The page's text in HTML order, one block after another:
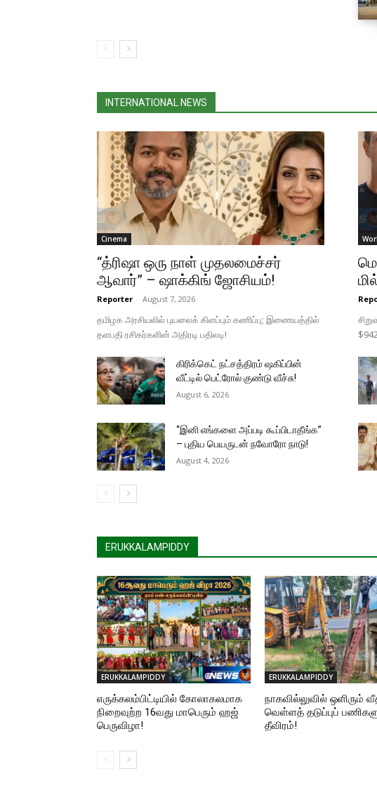
INTERNATIONAL NEWS
Cinema
“த்ரிஷா ஒரு நாள் முதலமைச்சர்
ஆவார்” – ஷாக்கிங் ஜோசியம்!
Reporter - August 7, 2026
தமிழக அரசியலில் புயலைக் கிளப்பும் கணிப்பு; இணையத்தில்
தளபதி ரசிகர்களின் அதிரடி பதிலடி!
கிரிக்கெட் நட்சத்திரம் ஷகிப்பின்
வீட்டில் பெட்ரோல் குண்டு வீச்சு!
August 6, 2026
“இனி எங்களை அப்படி கூப்பிடாதீங்க”
– புதிய பெயருடன் நவோரோ நாடு!
August 4, 2026
ERUKKALAMPIDDY
ERUKKALAMPIDDY
எருக்கலம்பிட்டியில் கோலாகலமாக
நிறைவுற்ற 16வது மாபெரும் ஹஜ்
பெருவிழா!
ERUKKALAMPIDDY
நாகவில்லுவில் ஒளிரும்
வெள்ளத் தடுப்புப்
தீவிரம்!